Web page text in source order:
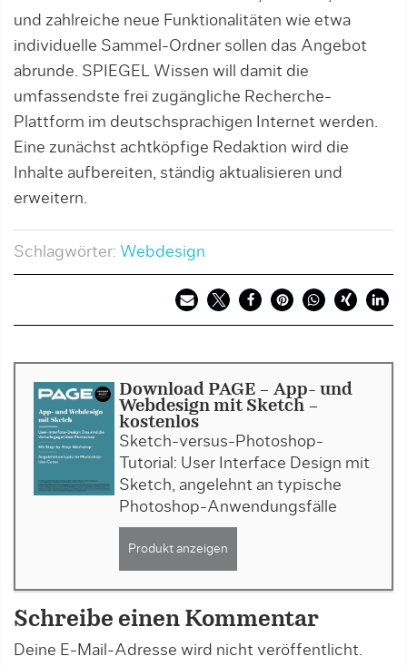
und zahlreiche neue Funktionalitäten wie etwa
individuelle Sammel-Ordner sollen das Angebot
abrunde. SPIEGEL Wissen will damit die
umfassendste frei zugängliche Recherche-
Plattform im deutschsprachigen Internet werden.
Eine zunächst achtköpfige Redaktion wird die
Inhalte aufbereiten, ständig aktualisieren und
erweitern.
Schlagwörter: Webdesign
Download PAGE - App- und
Webdesign mit Sketch -
kostenlos
Sketch-versus-Photoshop-
Tutorial: User Interface Design mit
Sketch, angelehnt an typische
Photoshop-Anwendungsfälle
Produkt anzeigen
Schreibe einen Kommentar
Deine E-Mail-Adresse wird nicht veröffentlicht.